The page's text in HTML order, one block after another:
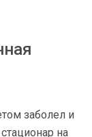
заболел и
на